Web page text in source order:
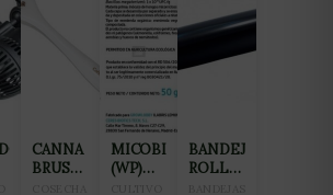
CANNA
BRUSH
MICOBIOMA
(WP)
BANDEJA
ROLL